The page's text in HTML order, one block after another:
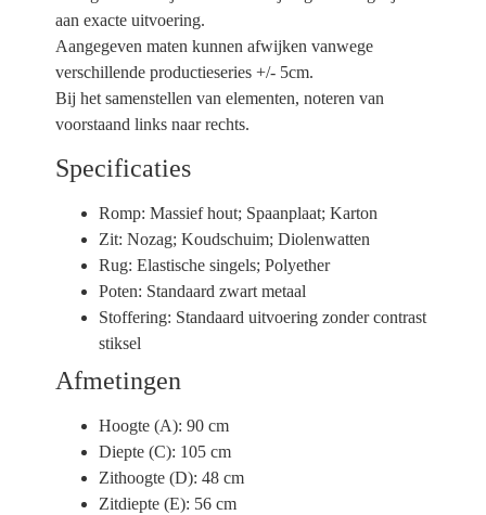
aan exacte uitvoering.
Aangegeven maten kunnen afwijken vanwege
verschillende productieseries +/- 5cm.
Bij het samenstellen van elementen, noteren van
voorstaand links naar rechts.
Specificaties
Romp: Massief hout; Spaanplaat; Karton
Zit: Nozag; Koudschuim; Diolenwatten
Rug: Elastische singels; Polyether
Poten: Standaard zwart metaal
Stoffering: Standaard uitvoering zonder contrast
stiksel
Afmetingen
Hoogte (A): 90 cm
Diepte (C): 105 cm
Zithoogte (D): 48 cm
Zitdiepte (E): 56 cm